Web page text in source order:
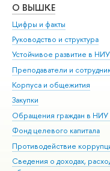
О ВЫШКЕ
Цифры и факты
Руководство и структура
Устойчивое развитие в
Преподаватели и
Корпуса и общежития
Закупки
Обращения граждан в
Фонд целевого капитала
Противодействие
Сведения о доходах,